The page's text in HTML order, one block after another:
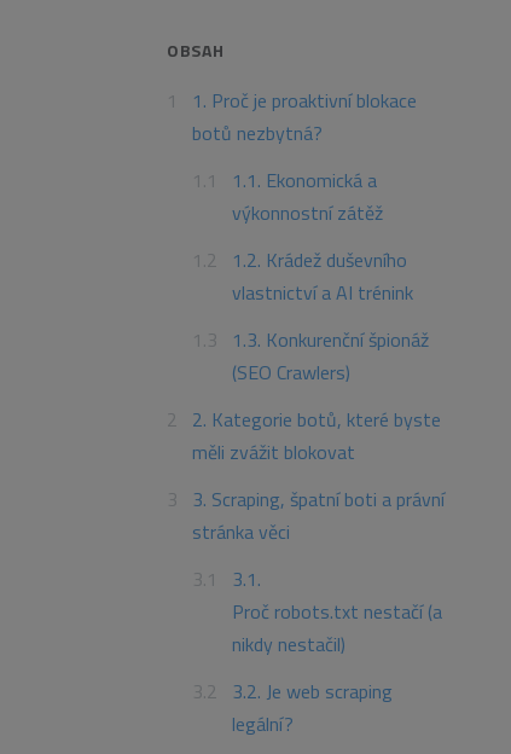
OBSAH
1. Proč je proaktivní blokace
botů nezbytná?
1.1. Ekonomická a
výkonnostní zátěž
1.2. Krádež duševního
vlastnictví a AI trénink
1.3. Konkurenční špionáž
(SEO Crawlers)
2. Kategorie botů, které byste
měli zvážit blokovat
3. Scraping, špatní boti a právní
stránka věci
3.1.
Proč robots.txt nestačí (a
nikdy nestačil)
3.2. Je web scraping
legální?